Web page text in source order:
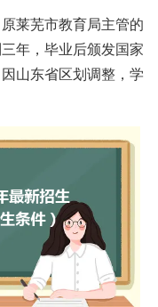
莱芜市教育局主管的
年，毕业后颁发国家
山东省区划调整，学